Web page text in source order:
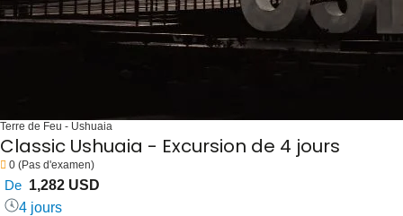
Terre de Feu - Ushuaia
Classic Ushuaia - Excursion de 4 jours
0 (Pas d'examen)
De 1,282 USD
4 jours